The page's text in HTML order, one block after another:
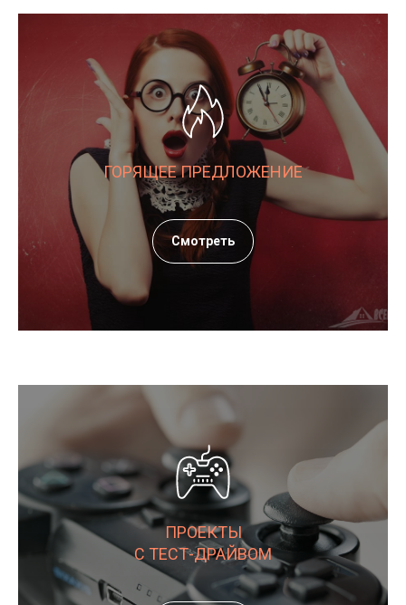
ГОРЯЩЕЕ ПРЕДЛОЖЕНИЕ
Смотреть
ПРОЕКТЫ
С ТЕСТ-ДРАЙВОМ